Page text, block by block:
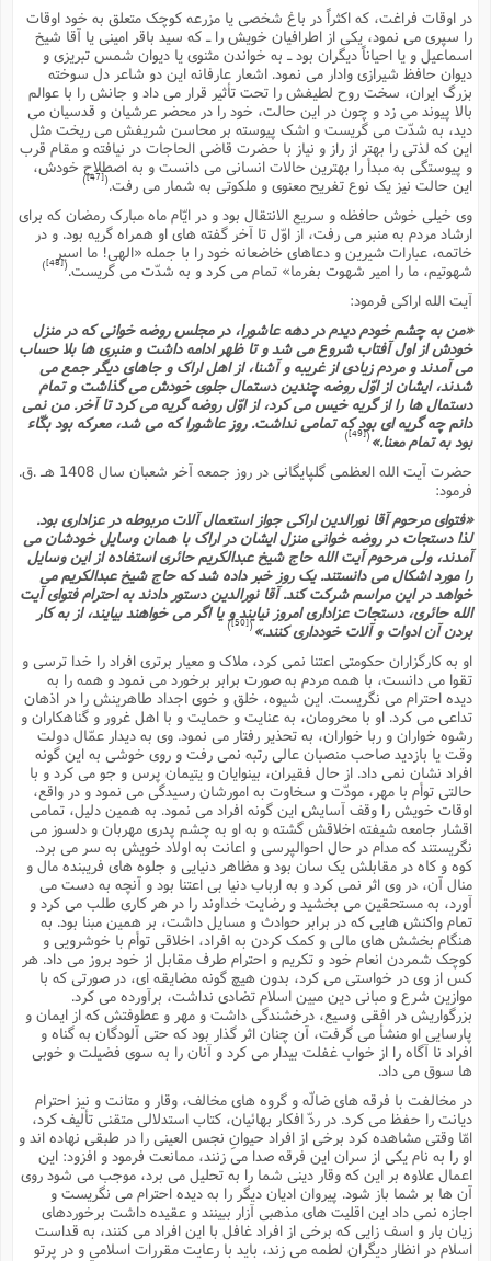
در اوقات فراغت، که اکثراً در باغ شخصى یا مزرعه کوچک متعلق به خود اوقات
را سپرى مى نمود، یکى از اطرافیان خویش را ـ که سید باقر امینى یا آقا شیخ
اسماعیل و یا احیاناً دیگران بود ـ به خواندن مثنوى یا دیوان شمس تبریزى و
دیوان حافظ شیرازى وادار مى نمود. اشعار عارفانه این دو شاعر دل سوخته
بزرگ ایران، سخت روح لطیفش را تحت تأثیر قرار مى داد و جانش را با عوالم
بالا پیوند مى زد و چون در این حالت، خود را در محضر عرشیان و قدسیان مى
دید، به شدّت مى گریست و اشک پیوسته بر محاسن شریفش مى ریخت مثل
این که لذتى را بهتر از راز و نیاز با حضرت قاضى الحاجات در نیافته و مقام قرب
و پیوستگى به مبدأ را بهترین حالات انسانى مى دانست و به اصطلاح خودش،
این حالت نیز یک نوع تفریح معنوى و ملکوتى به شمار مى رفت. [47]
)
وى خیلى خوش حافظه و سریع الانتقال بود و در ایّام ماه مبارک رمضان که براى
ارشاد مردم به منبر مى رفت، از اوّل تا آخر گفته هاى او همراه گریه بود. و در
خاتمه، عبارات شیرین و دعاهاى خاضعانه خود را با جمله «الهى! ما اسیر
شهوتیم، ما را امیر شهوت بفرما» تمام مى کرد و به شدّت مى گریست. [48]
)
آیت الله اراکى فرمود:
«من به چشم خودم دیدم در دهه عاشورا، در مجلس روضه خوانى که در منزل
خودش از اول آفتاب شروع مى شد و تا ظهر ادامه داشت و منبرى ها بلا حساب
مى آمدند و مردم زیادى از غریبه و آشنا، از اهل اراک و جاهاى دیگر جمع مى
شدند، ایشان از اوّل روضه چندین دستمال جلوى خودش مى گذاشت و تمام
دستمال ها را از گریه خیس مى کرد، از اوّل روضه گریه مى کرد تا آخر. من نمى
دانم چه گریه اى بود که تمامى نداشت. روز عاشورا که مى شد، معرکه بود بکّاء
بود به تمام معنا.»(
[49]
)
حضرت آیت الله العظمى گلپایگانى در روز جمعه آخر شعبان سال 1408 هـ .ق.
فرمود:
«فتواى مرحوم آقا نورالدین اراکى جواز استعمال آلات مربوطه در عزادارى بود.
لذا دستجات در روضه خوانى منزل ایشان در اراک با همان وسایل خودشان مى
آمدند، ولى مرحوم آیت الله حاج شیخ عبدالکریم حائرى استفاده از این وسایل
را مورد اشکال مى دانستند. یک روز خبر داده شد که حاج شیخ عبدالکریم مى
خواهد در این مراسم شرکت کند. آقا نورالدین دستور دادند به احترام فتواى آیت
الله حائرى، دستجات عزادارى امروز نیایند و یا اگر مى خواهند بیایند، از به کار
بردن آن ادوات و آلات خوددارى کنند.»(
[50]
)
او به کارگزاران حکومتى اعتنا نمى کرد، ملاک و معیار برترى افراد را خدا ترسى و
تقوا مى دانست، با همه مردم به صورت برابر برخورد مى نمود و همه را به
دیده احترام مى نگریست. این شیوه، خلق و خوى اجداد طاهرینش را در اذهان
تداعى مى کرد. او با محرومان، به عنایت و حمایت و با اهل غرور و گناهکاران و
رشوه خواران و ربا خواران، به تحذیر رفتار مى نمود. وى به دیدار عمّال دولت
وقت یا بازدید صاحب منصبان عالى رتبه نمى رفت و روى خوشى به این گونه
افراد نشان نمى داد. از حال فقیران، بینوایان و یتیمان پرس و جو مى کرد و با
حالتى توأم با مهر، مودّت و سخاوت به امورشان رسیدگى مى نمود و در واقع،
اوقات خویش را وقف آسایش این گونه افراد مى نمود. به همین دلیل، تمامى
اقشار جامعه شیفته اخلاقش گشته و به او به چشم پدرى مهربان و دلسوز مى
نگریستند که مدام در حال احوالپرسى و اعانت به اولاد خویش به سر مى برد.
کوه و کاه در مقابلش یک سان بود و مظاهر دنیایى و جلوه هاى فریبنده مال و
منال آن، در وى اثر نمى کرد و به ارباب دنیا بى اعتنا بود و آنچه به دست مى
آورد، به مستحقین مى بخشید و رضایت خداوند را در هر کارى طلب مى کرد و
تمام واکنش هایى که در برابر حوادث و مسایل داشت، بر همین مبنا بود. به
هنگام بخشش هاى مالى و کمک کردن به افراد، اخلاقى توأم با خوشرویى و
کوچک شمردن انعام خود و تکریم و احترام طرف مقابل از خود بروز مى داد. هر
کس از وى در خواستى مى کرد، بدون هیچ گونه مضایقه اى، در صورتى که با
موازین شرع و مبانى دین مبین اسلام تضادى نداشت، برآورده مى کرد.
بزرگواریش در افقى وسیع، درخشندگى داشت و مهر و عطوفتش که از ایمان و
پارسایى او منشأ مى گرفت، آن چنان اثر گذار بود که حتى آلودگان به گناه و
افراد نا آگاه را از خواب غفلت بیدار مى کرد و آنان را به سوى فضیلت و خوبى
ها سوق مى داد.
در مخالفت با فرقه هاى ضالّه و گروه هاى مخالف، وقار و متانت و نیز احترام
دیانت را حفظ مى کرد. در ردّ افکار بهائیان، کتاب استدلالى متقنى تألیف کرد،
امّا وقتى مشاهده کرد برخى از افراد حیوانِ نجس العینى را در طبقى نهاده اند و
او را به نام یکى از سران این فرقه صدا مى زنند، ممانعت فرمود و افزود: این
اعمال علاوه بر این که وقار دینى شما را به تحلیل مى برد، موجب مى شود روى
آن ها بر شما باز شود. پیروان ادیان دیگر را به دیده احترام مى نگریست و
اجازه نمى داد این اقلیت هاى مذهبى آزار ببینند و عقیده داشت برخوردهاى
زیان بار و اسف زایى که برخى از افراد غافل با این افراد مى کنند، به قداست
اسلام در انظار دیگران لطمه مى زند، باید با رعایت مقررات اسلامى و در پرتو